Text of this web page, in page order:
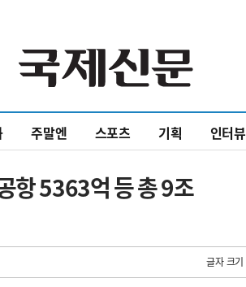
주말엔 스포츠 기획 인터뷰
항 5363억 등 총 9조
글자 크기